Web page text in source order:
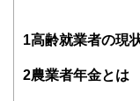
知識がな
得者を中心
験者で構
1 高齢就業者の現
2農業者年金とは